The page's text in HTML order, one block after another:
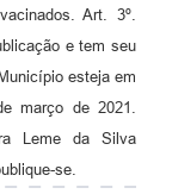
Art. 3º.
e tem seu
esteja em
março de 2021.
Leme da Silva
se.